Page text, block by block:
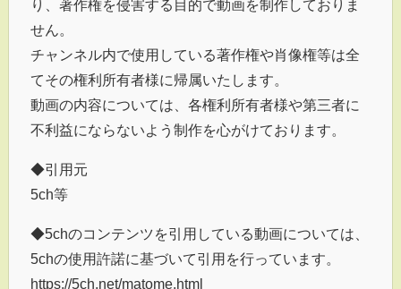
り、著作権を侵害する目的で動画を制作しておりま
せん。
チャンネル内で使用している著作権や肖像権等は全
てその権利所有者様に帰属いたします。
動画の内容については、各権利所有者様や第三者に
不利益にならないよう制作を心がけております。
◆引用元
5ch等
◆5chのコンテンツを引用している動画については、
5chの使用許諾に基づいて引用を行っています。
https://5ch.net/matome.html